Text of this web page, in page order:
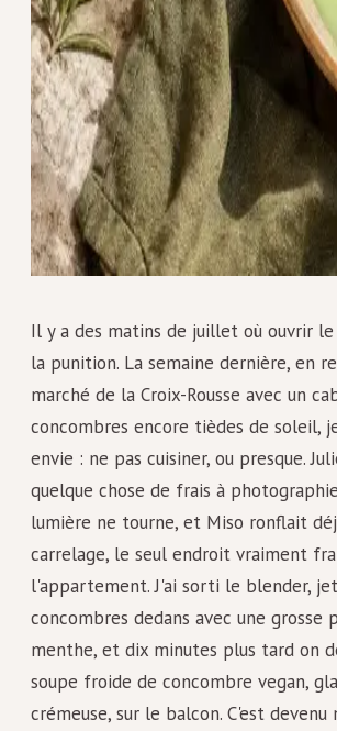
Il y a des matins de juillet où ouvrir
la punition. La semaine dernière, en
marché de la Croix-Rousse avec un
concombres encore tièdes de soleil,
envie : ne pas cuisiner, ou presque.
quelque chose de frais à
lumière ne tourne, et Miso ronflait
carrelage, le seul endroit vraiment
l'appartement. J'ai sorti le blender,
concombres dedans avec une grosse
menthe, et dix minutes plus tard on
soupe froide de concombre vegan,
crémeuse, sur le balcon. C'est